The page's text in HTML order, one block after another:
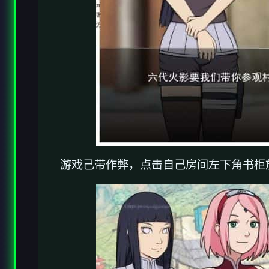
游戏己带作弊，点击自己房间左下角书柜